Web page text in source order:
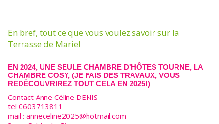
En bref, tout ce que vous voulez savoir sur la
Terrasse de Marie!
EN 2024, UNE SEULE CHAMBRE D'HÔTES TOURNE, LA
CHAMBRE COSY, (JE FAIS DES TRAVAUX, VOUS
REDÉCOUVRIREZ TOUT CELA EN 2025!)
Contact Anne Céline DENIS
tel 0603713811
mail : anneceline2025@hotmail.com